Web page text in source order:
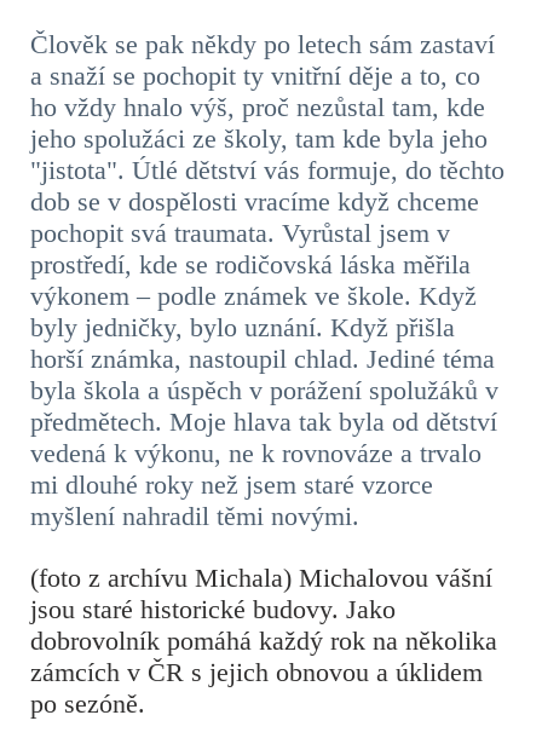
Člověk se pak někdy po letech sám zastaví
a snaží se pochopit ty vnitřní děje a to, co
ho vždy hnalo výš, proč nezůstal tam, kde
jeho spolužáci ze školy, tam kde byla jeho
"jistota". Útlé dětství vás formuje, do těchto
dob se v dospělosti vracíme když chceme
pochopit svá traumata. Vyrůstal jsem v
prostředí, kde se rodičovská láska měřila
výkonem – podle známek ve škole. Když
byly jedničky, bylo uznání. Když přišla
horší známka, nastoupil chlad. Jediné téma
byla škola a úspěch v porážení spolužáků v
předmětech. Moje hlava tak byla od dětství
vedená k výkonu, ne k rovnováze a trvalo
mi dlouhé roky než jsem staré vzorce
myšlení nahradil těmi novými.
(foto z archívu Michala) Michalovou vášní
jsou staré historické budovy. Jako
dobrovolník pomáhá každý rok na několika
zámcích v ČR s jejich obnovou a úklidem
po sezóně.